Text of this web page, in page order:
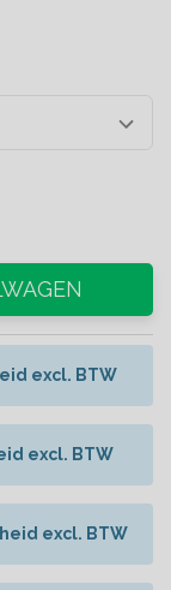
excl. BTW
excl. BTW
excl. BTW